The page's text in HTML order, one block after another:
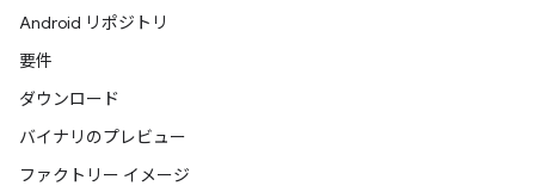
Android リポジトリ
要件
ダウンロード
バイナリのプレビュー
ファクトリー イメージ